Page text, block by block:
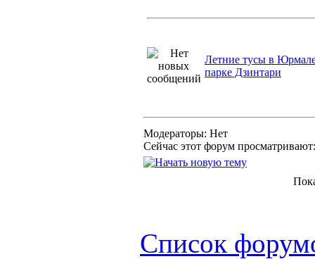
Летние тусы в
парке Дзинтари
Модераторы: Нет
Сейчас этот форум
Список